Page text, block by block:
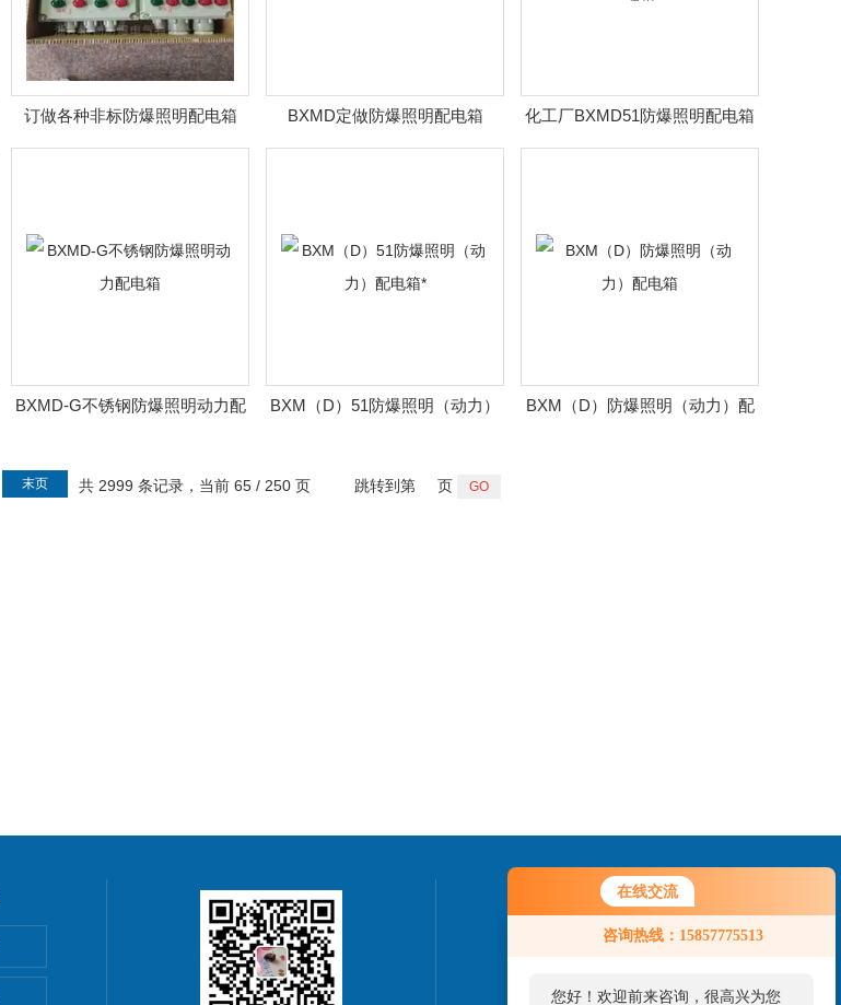
在线交流
咨询热线：15857775513
您好！欢迎前来咨询，很高兴为您
订做各种非标防爆照明配电箱 BXMD定做防爆照明配电箱 化工厂BXMD51防爆照明配电箱
BXMD-G不锈钢防爆照明动力配
BXM（D）51防爆照明（动力）
BXM（D）防爆照明（动力）配
共 2999 条记录，当前 65 / 250 页
末页 跳转到第 页
联系我们